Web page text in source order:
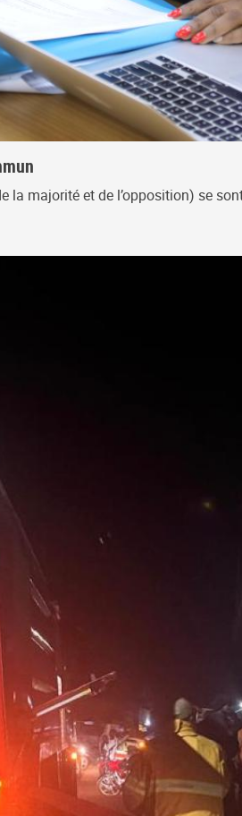
majorité et de l’opposition) se